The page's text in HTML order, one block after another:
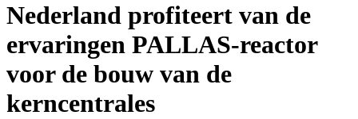
Nederland profiteert van de
ervaringen PALLAS-reactor
voor de bouw van de
kerncentrales